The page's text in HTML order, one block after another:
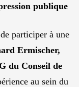
publique
participer à une
Ermischer,
du Conseil de
au sein du